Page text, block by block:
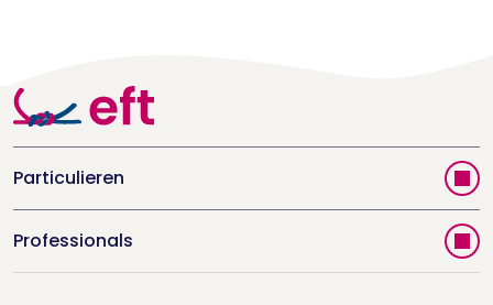
Particulieren
Vind jouw therapeut
Videoportal
Professionals